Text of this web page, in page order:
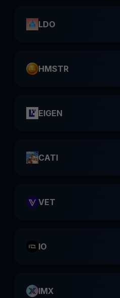
LDO
HMSTR
EIGEN
CATI
VET
IO
IMX